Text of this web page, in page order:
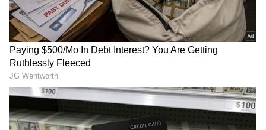
గంటల నుంచి మధ్యాహ్నం 2:00 గంటల మధ్య బయలుదేరే
రైళ్లకు, మొదటి రిజర్వేషన్ చార్ట్‌ను సాధ్యమైనంత వరకు
మునుపటి రోజు రాత్రి 8 గంటలకల్లా సిద్ధం చేస్తారు. దీంతో
దూర ప్రాంతాల నుంచి ప్రయాణించే వారు తమ టికెట్ స్థితిని
ముందుగానే తెలుసుకుని ప్రయాణ ప్రణాళిక
రూపొందించుకునే అవకాశం ఉంటుంది.